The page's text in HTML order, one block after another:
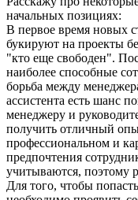
начальных позициях:
В первое время новых
букируют на проекты
"кто еще свободен".
наиболее способные
борьба между
ассистента есть шанс
менеджеру и
получить отличный
профессиональном и
предпочтения
учитываются, поэтому
Для того, чтобы